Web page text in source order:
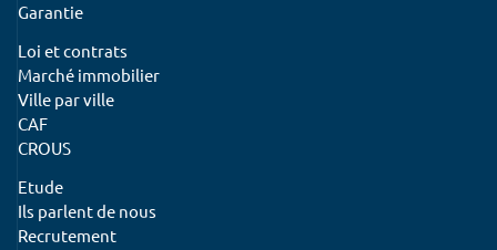
Garantie
Loi et contrats
Marché immobilier
Ville par ville
CAF
CROUS
Etude
Ils parlent de nous
Recrutement